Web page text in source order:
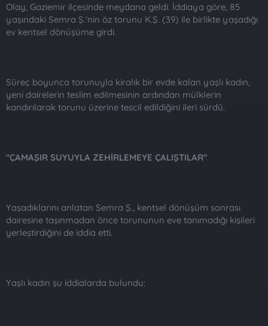
Olay, Gaziemir ilçesinde meydana geldi. İddiaya göre, 85
yaşındaki Semra Ş.'nin öz torunu K.Ş. (39) ile birlikte yaşadığı
ev kentsel dönüşüme girdi.
Süreç boyunca torunuyla kiralık bir evde kalan yaşlı kadın,
yeni dairelerin teslim edilmesinin ardından mülklerin
kandırılarak torunu üzerine tescil edildiğini ileri sürdü.
"ÇAMAŞIR SUYUYLA ZEHİRLEMEYE ÇALIŞTILAR"
Yaşadıklarını anlatan Semra Ş., kentsel dönüşüm sonrası
dairesine taşınmadan önce torununun eve tanımadığı kişileri
yerleştirdiğini de iddia etti.
Yaşlı kadın şu iddialarda bulundu: